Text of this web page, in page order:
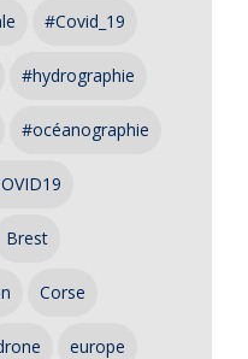
#Covid_19
#hydrographie
#océanographie
Brest
Corse
europe